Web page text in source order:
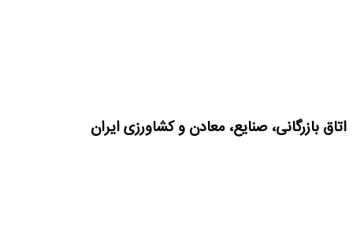
اتاق بازرگانی، صنایع، معادن و کشاورزی ایران